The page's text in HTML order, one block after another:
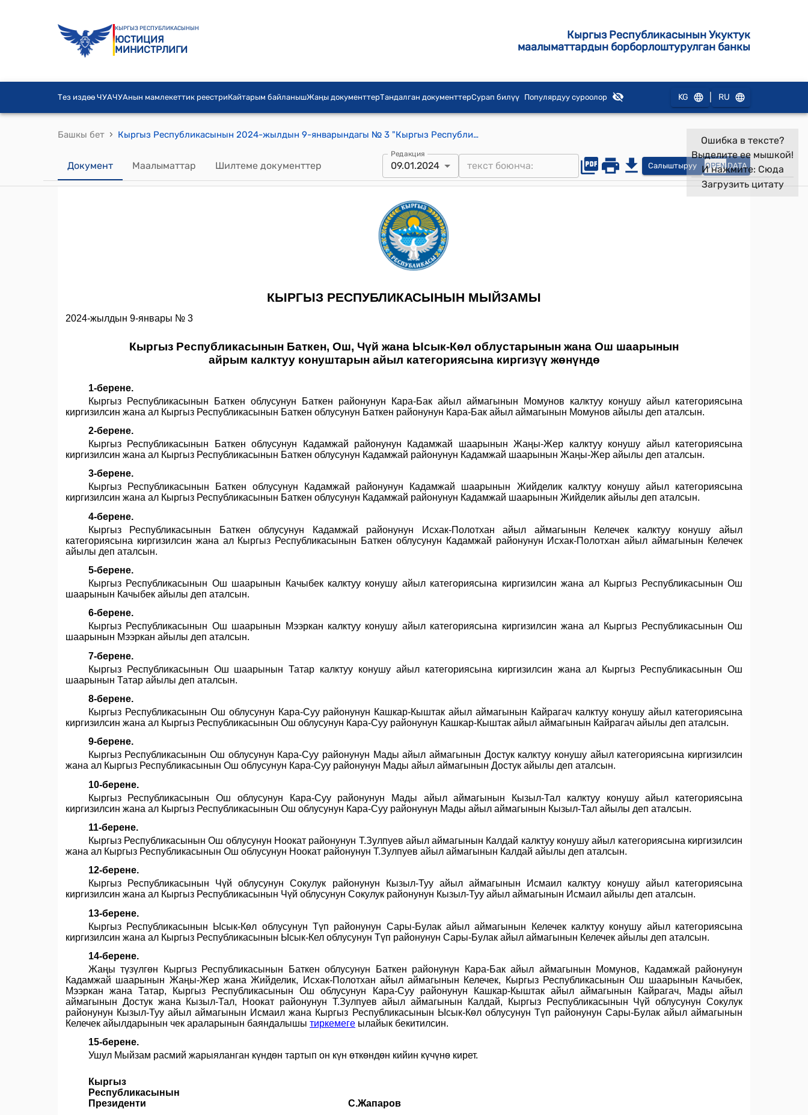
КЫРГЫЗ РЕСПУБЛИКАСЫНЫН
ЮСТИЦИЯ
МИНИСТРЛИГИ
Кыргыз Республикасынын Укуктук
маалыматтардын борборлоштурулган банкы
Тез издөө ЧУАЧУАнын мамлекеттик реестриКайтарым байланышЖаңы документтерТандалган документтерСурап билүү Популярдуу суроолор KG RU
Башкы бет › Кыргыз Республикасынын 2024-жылдын 9-январындагы № 3 "Кыргыз Республикасынын Баткен, Ош, Чүй жана Ысык-Көл облустарынын жана Ош шаарынын айрым калктуу конуштарын айыл категориясына киргизүү жөнүндө" Мыйзамы
Документ Маалыматтар Шилтеме документтер
Редакция
09.01.2024 Салыштыруу OPEN DATA
Ошибка в тексте?
Выделите ее мышкой!
И нажмите: Сюда
Загрузить цитату